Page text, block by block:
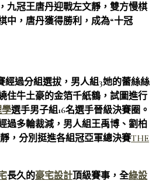
九冠王唐丹迎戰左文靜，雙方慢棋
中，唐丹獲得勝利，成為“十冠
經過分組選拔，男人組3她的蕾絲絲
住牛土豪的金箔千紙鶴，試圖進行
選手男子組16名選手晉級決賽圈。
過多輪裁減，男人組王禹博、劉柏
，分別挺進各組冠亞軍總決賽THE
長久的豪宅設計頂級賽事，全綠設